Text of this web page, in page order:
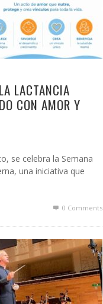
LACTANCIA
CON AMOR Y
se celebra la Semana
una iniciativa que
0 Comments